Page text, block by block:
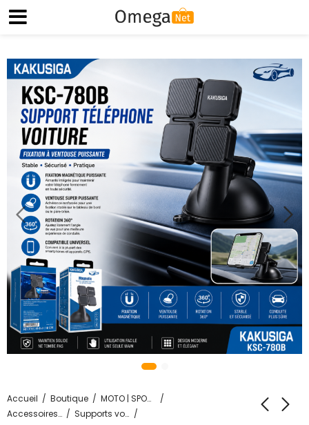
Accueil Boutique
MOTO | SPORTS & LOISIRS
Accessoires voiture
Supports voiture